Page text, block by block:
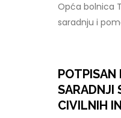
Opća bolnica
saradnju i
POTPISAN
SARADNJI
CIVILNIH